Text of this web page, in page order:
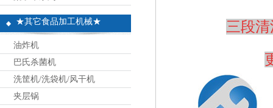
★其它食品加工机械★
油炸机
巴氏杀菌机
洗筐机/洗袋机/风干机
夹层锅
三段